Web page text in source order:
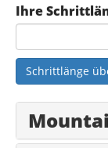
Ihre
Schrittlänge